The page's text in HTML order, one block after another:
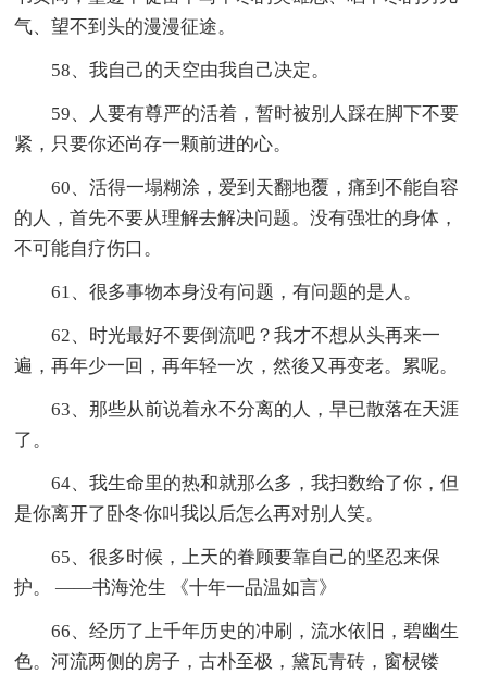
气、望不到头的漫漫征途。
58、我自己的天空由我自己决定。
59、人要有尊严的活着，暂时被别人踩在脚下不要
紧，只要你还尚存一颗前进的心。
60、活得一塌糊涂，爱到天翻地覆，痛到不能自容
的人，首先不要从理解去解决问题。没有强壮的身体，
不可能自疗伤口。
61、很多事物本身没有问题，有问题的是人。
62、时光最好不要倒流吧？我才不想从头再来一
遍，再年少一回，再年轻一次，然後又再变老。累呢。
63、那些从前说着永不分离的人，早已散落在天涯
了。
64、我生命里的热和就那么多，我扫数给了你，但
是你离开了卧冬你叫我以后怎么再对别人笑。
65、很多时候，上天的眷顾要靠自己的坚忍来保
护。 ——书海沧生 《十年一品温如言》
66、经历了上千年历史的冲刷，流水依旧，碧幽生
色。河流两侧的房子，古朴至极，黛瓦青砖，窗棂镂